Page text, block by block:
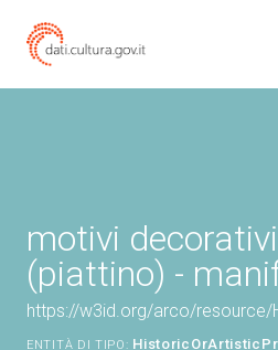
motivi
(piattino) -
https://w3id.org/arco/resource/
ENTITÀ DI TIPO: